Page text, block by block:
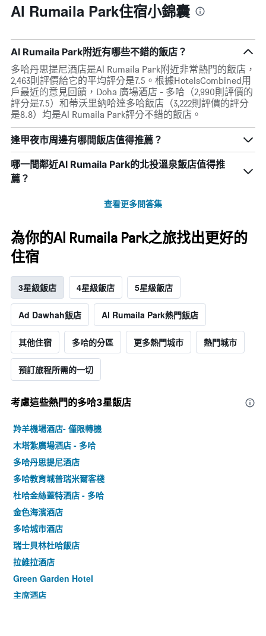
Al Rumaila Park住宿小錦囊
Al Rumaila Park附近有哪些不錯的飯店？
多哈丹思提尼酒店是Al Rumaila Park附近非常熱門的飯店，
2,463則評價給它的平均評分是7.5。根據HotelsCombined用
戶最近的意見回饋，Doha 廣場酒店 - 多哈（2,990則評價的
評分是7.5）和蒂沃里納哈達多哈飯店（3,222則評價的評分
是8.8）均是Al Rumaila Park評分不錯的飯店。
逢甲夜市周邊有哪間飯店值得推薦？
哪一間鄰近Al Rumaila Park的北投溫泉飯店值得推
薦？
查看更多問答集
為你的Al Rumaila Park之旅找出更好的
住宿
3星級飯店 4星級飯店 5星級飯店
Ad Dawhah飯店 Al Rumaila Park熱門飯店
其他住宿 多哈的分區 更多熱門城市 熱門城市
預訂旅程所需的一切
考慮這些熱門的多哈3星​飯店
羚羊機場酒店- 僅限轉機
木塔紮廣場酒店 - 多哈
多哈丹思提尼酒店
多哈教育城普瑞米爾客棧
杜哈金絲蓋特酒店 - 多哈
金色海濱酒店
多哈城市酒店
瑞士貝林杜哈飯店
拉維拉酒店
Green Garden Hotel
主席酒店